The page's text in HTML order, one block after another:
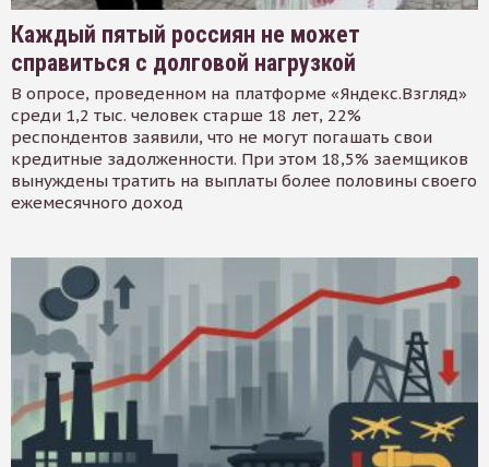
Каждый пятый россиян не может
справиться с долговой нагрузкой
В опросе, проведенном на платформе «Яндекс.Взгляд»
среди 1,2 тыс. человек старше 18 лет, 22%
респондентов заявили, что не могут погашать свои
кредитные задолженности. При этом 18,5% заемщиков
вынуждены тратить на выплаты более половины своего
ежемесячного доход